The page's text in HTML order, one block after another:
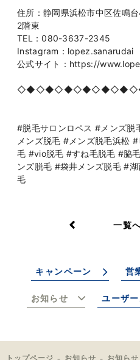
住所：静岡県浜松市中区佐鳴
2階東
TEL：080-3637-2345
Instagram：lopez.sanarudai
公式サイト：https://
#脱毛サロンロペス #メンズ脱
メンズ脱毛 #メンズ脱毛浜松
毛 #vio脱毛 #すね毛脱毛 #脇
ンズ脱毛 #袋井メンズ脱毛 #
毛
一覧
キャンペーン 営
お知らせ ユーザ
トップページ お知らせ お知らせ